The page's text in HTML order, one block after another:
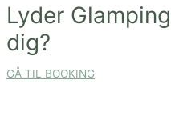
Lyder
dig?
GÅ TIL BOOKING